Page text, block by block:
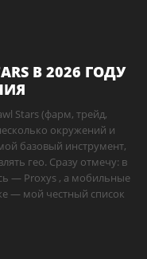
В 2026 ГОДУ
Stars (фарм, трейд,
окружений и
базовый инструмент,
гео. Сразу отмечу: в
— Proxys , а мобильные
— мой честный список